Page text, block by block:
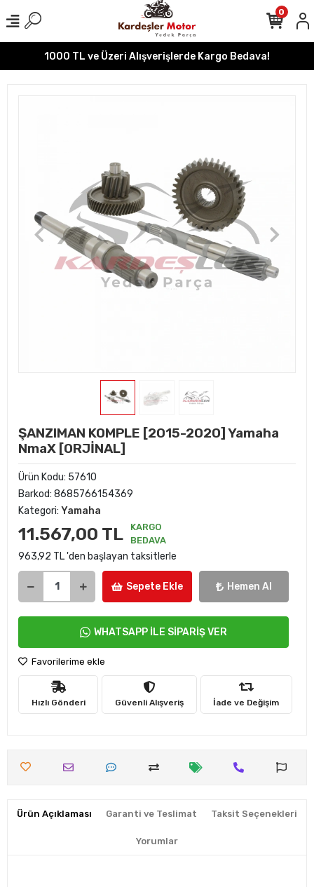
1000 TL ve Üzeri Alışverişlerde Kargo Bedava!
0
ŞANZIMAN KOMPLE [2015-2020] Yamaha
NmaX [ORJİNAL]
Ürün Kodu: 57610
Barkod: 8685766154369
Kategori: Yamaha
11.567,00 TL
KARGO
BEDAVA
963,92 TL 'den başlayan taksitlerle
Sepete Ekle Hemen Al
WHATSAPP İLE SİPARİŞ VER
Favorilerime ekle
Hızlı Gönderi Güvenli Alışveriş İade ve Değişim
Ürün Açıklaması Garanti ve Teslimat Taksit Seçenekleri
Yorumlar